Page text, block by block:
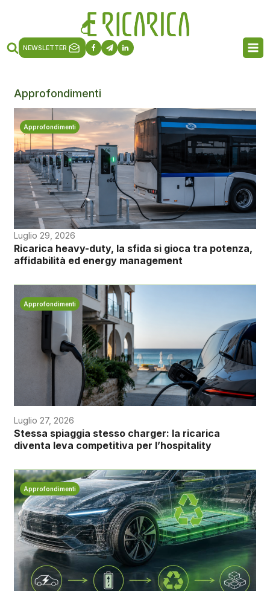
NEWSLETTER
Approfondimenti
Approfondimenti
Luglio 29, 2026
Ricarica heavy-duty, la sfida si gioca tra potenza,
affidabilità ed energy management
Approfondimenti
Luglio 27, 2026
Stessa spiaggia stesso charger: la ricarica
diventa leva competitiva per l’hospitality
Approfondimenti